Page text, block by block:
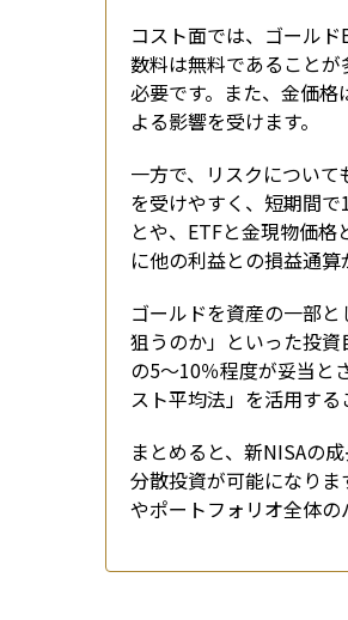
コスト面では、ゴール
数料は無料であること
必要です。また、金価
よる影響を受けます。
一方で、リスクについ
を受けやすく、短期間
とや、ETFと金現物価
に他の利益との損益通
ゴールドを資産の一部
狙うのか」といった投
の5〜10％程度が妥当と
スト平均法」を活用する
まとめると、新NISAの
分散投資が可能になり
やポートフォリオ全体の